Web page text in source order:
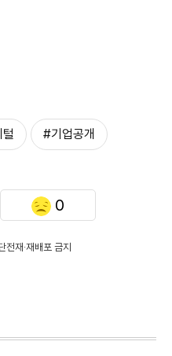
#기업공개
0
재·재배포 금지